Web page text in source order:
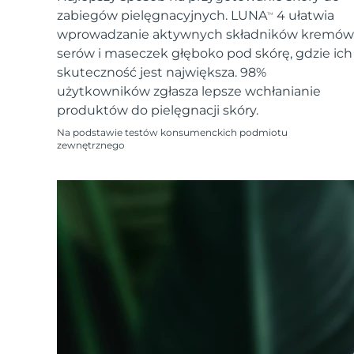
zabiegów pielęgnacyjnych. LUNATM
4 ułatwia
wprowadzanie aktywnych składników
serów i maseczek głęboko pod skórę, gdzie ich
skuteczność jest największa. 98%
użytkowników zgłasza lepsze wchłanianie
produktów do pielęgnacji skóry.
Na podstawie testów konsumenckich podmiotu
zewnętrznego
All acne treatment devices
All revitalizing eye massagers
Pielęgnacja skóry KIWI™
Advanced pore care essentials
LUNA™ Dual-Peptide Scalp
Serum
For healthy hair
issa™ Teeth Whitening Gel
18% PAP
Kosmetyki Mężczyźni